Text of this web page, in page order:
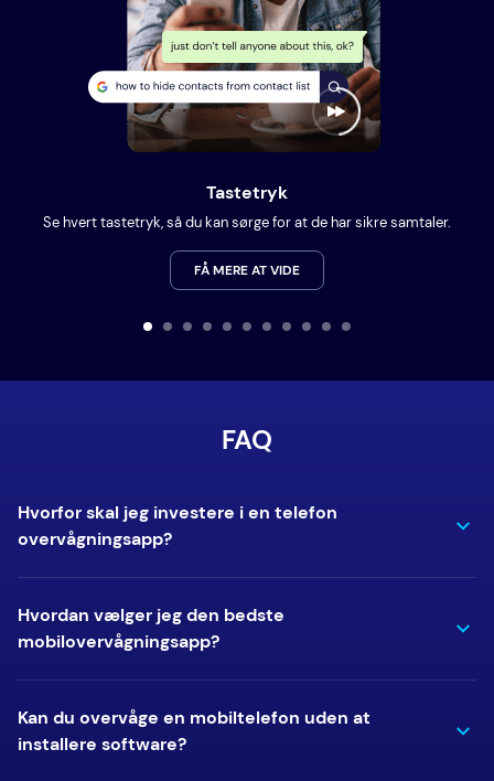
Tastetryk
Se hvert tastetryk, så du kan sørge for at de har sikre samtaler.
FÅ MERE AT VIDE
FAQ
Hvorfor skal jeg investere i en telefon
overvågningsapp?
Hvordan vælger jeg den bedste
mobilovervågningsapp?
Kan du overvåge en mobiltelefon uden at
installere software?